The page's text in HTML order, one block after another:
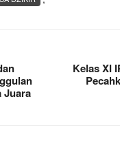
Juara
Kelas XI